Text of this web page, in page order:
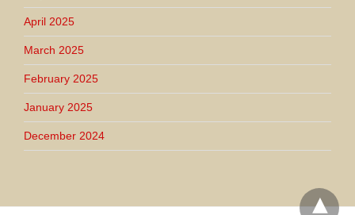
April 2025
March 2025
February 2025
January 2025
December 2024